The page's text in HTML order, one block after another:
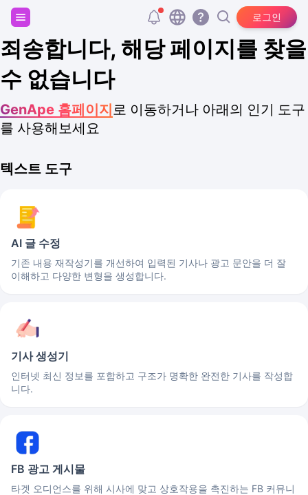
로그인
회원가입하고 20,000개의 무료 토큰을 받으세요!
죄송합니다, 해당 페이지를 찾을
수 없습니다
GenApe 홈페이지로 이동하거나 아래의 인기 도구
를 사용해보세요
텍스트 도구
AI 글 수정
기존 내용 재작성기를 개선하여 입력된 기사나 광고 문안을 더 잘
이해하고 다양한 변형을 생성합니다.
기사 생성기
인터넷 최신 정보를 포함하고 구조가 명확한 완전한 기사를 작성합
니다.
FB 광고 게시물
타겟 오디언스를 위해 시사에 맞고 상호작용을 촉진하는 FB 커뮤니